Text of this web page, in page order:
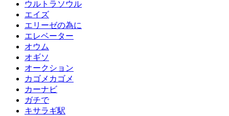
ウルトラソウル
エイズ
エリーゼの為に
エレベーター
オウム
オギソ
オークション
カゴメカゴメ
カーナビ
ガチで
キサラギ駅